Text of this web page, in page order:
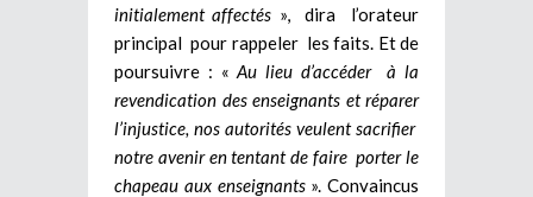
initialement affectés », dira l’orateur
principal pour rappeler les faits. Et de
poursuivre : «Au lieu d’accéder à la
revendication des enseignants et réparer
l’injustice, nos autorités veulent sacrifier
notre avenir en tentant de faire porter le
chapeau aux enseignants ». Convaincus